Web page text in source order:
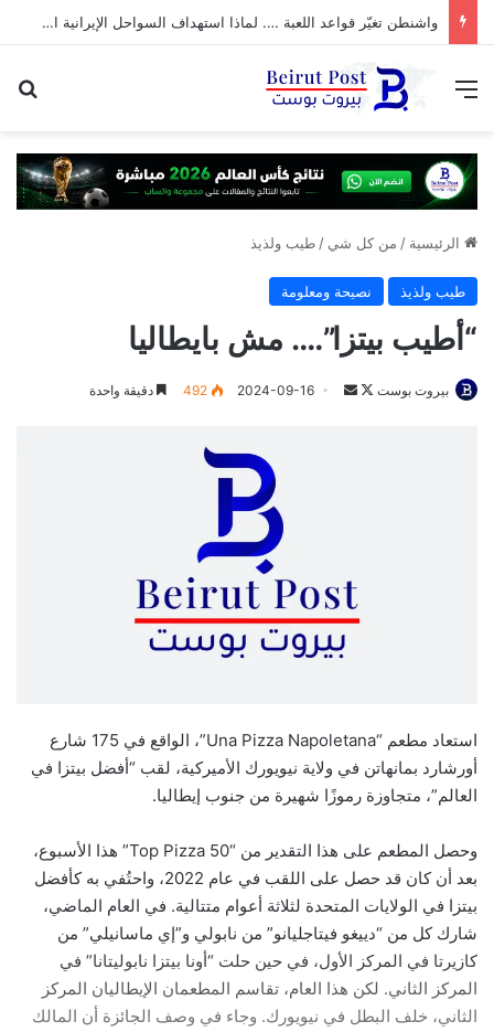
واشنطن تغيّر قواعد اللعبة …. لماذا استهداف السواحل الإيرانية الآن؟
القائمة
الرئيسية / من كل شي /طيب ولذيذ
طيب ولذيذ نصيحة ومعلومة
“أطيب بيتزا”…. مش بايطاليا
بيروت بوست
تابعأرسل 2024-09-16
492 دقيقة واحدة
استعاد مطعم “Una Pizza Napoletana”، الواقع في 175 شارع
أورشارد بمانهاتن في ولاية نيويورك الأميركية، لقب “أفضل بيتزا في
العالم”، متجاوزة رموزًا شهيرة من جنوب إيطاليا.
وحصل المطعم على هذا التقدير من “50 Top Pizza” هذا الأسبوع،
بعد أن كان قد حصل على اللقب في عام 2022، واحتُفي به كأفضل
بيتزا في الولايات المتحدة لثلاثة أعوام متتالية. في العام الماضي،
شارك كل من “دييغو فيتاجليانو” من نابولي و”إي ماسانيلي” من
كازيرتا في المركز الأول، في حين حلت “أونا بيتزا نابوليتانا” في
المركز الثاني. لكن هذا العام، تقاسم المطعمان الإيطاليان المركز
الثاني، خلف البطل في نيويورك. وجاء في وصف الجائزة أن المالك